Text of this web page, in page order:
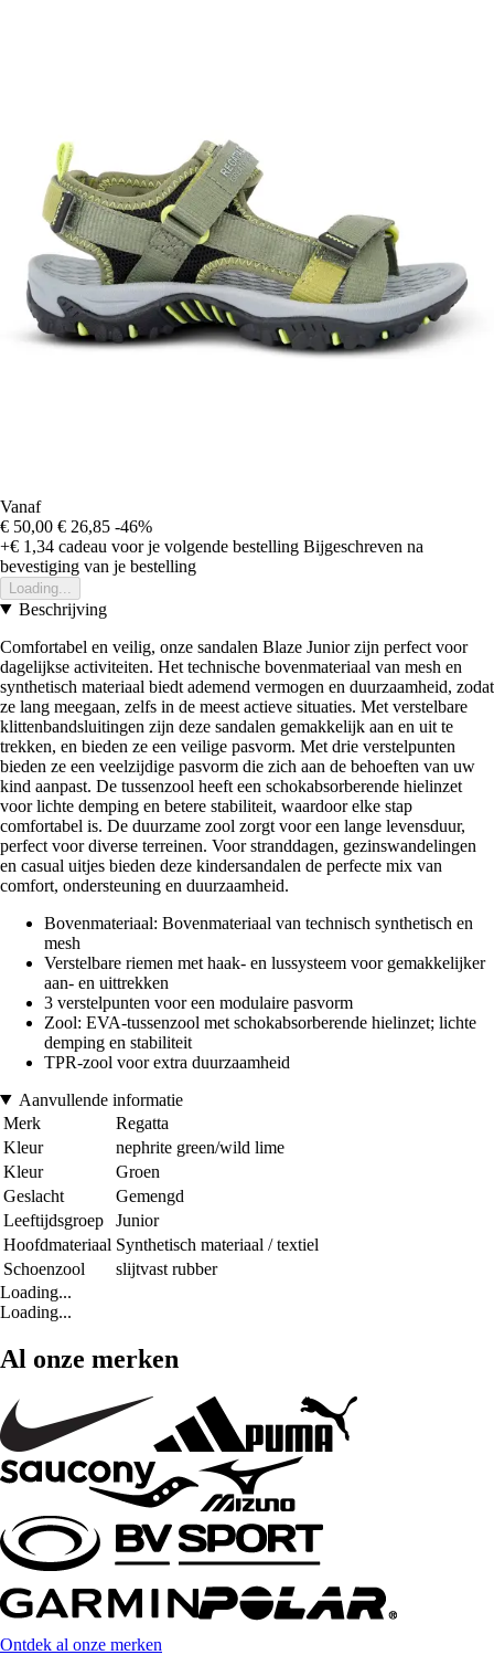
Vanaf
€ 50,00 € 26,85 -46%
+€ 1,34 cadeau voor je volgende bestelling Bijgeschreven na
bevestiging van je bestelling
Loading...
Beschrijving
Comfortabel en veilig, onze sandalen Blaze Junior zijn perfect voor
dagelijkse activiteiten. Het technische bovenmateriaal van mesh en
synthetisch materiaal biedt ademend vermogen en duurzaamheid, zodat
ze lang meegaan, zelfs in de meest actieve situaties. Met verstelbare
klittenbandsluitingen zijn deze sandalen gemakkelijk aan en uit te
trekken, en bieden ze een veilige pasvorm. Met drie verstelpunten
bieden ze een veelzijdige pasvorm die zich aan de behoeften van uw
kind aanpast. De tussenzool heeft een schokabsorberende hielinzet
voor lichte demping en betere stabiliteit, waardoor elke stap
comfortabel is. De duurzame zool zorgt voor een lange levensduur,
perfect voor diverse terreinen. Voor stranddagen, gezinswandelingen
en casual uitjes bieden deze kindersandalen de perfecte mix van
comfort, ondersteuning en duurzaamheid.
Bovenmateriaal: Bovenmateriaal van technisch synthetisch en
mesh
Verstelbare riemen met haak- en lussysteem voor gemakkelijker
aan- en uittrekken
3 verstelpunten voor een modulaire pasvorm
Zool: EVA-tussenzool met schokabsorberende hielinzet; lichte
demping en stabiliteit
TPR-zool voor extra duurzaamheid
Aanvullende informatie
Merk
Regatta
Kleur
nephrite green/wild lime
Kleur
Groen
Geslacht
Gemengd
Leeftijdsgroep
Junior
Hoofdmateriaal Synthetisch materiaal / textiel
Schoenzool
slijtvast rubber
Loading...
Loading...
Al onze merken
Ontdek al onze merken